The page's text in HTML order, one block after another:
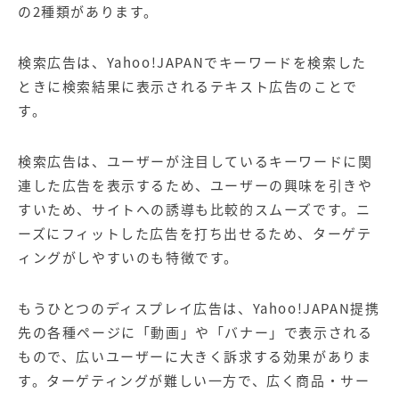
の2種類があります。
検索広告は、Yahoo!JAPANでキーワードを検索した
ときに検索結果に表示されるテキスト広告のことで
す。
検索広告は、ユーザーが注目しているキーワードに関
連した広告を表示するため、ユーザーの興味を引きや
すいため、サイトへの誘導も比較的スムーズです。ニ
ーズにフィットした広告を打ち出せるため、ターゲテ
ィングがしやすいのも特徴です。
もうひとつのディスプレイ広告は、Yahoo!JAPAN提携
先の各種ページに「動画」や「バナー」で表示される
もので、広いユーザーに大きく訴求する効果がありま
す。ターゲティングが難しい一方で、広く商品・サー